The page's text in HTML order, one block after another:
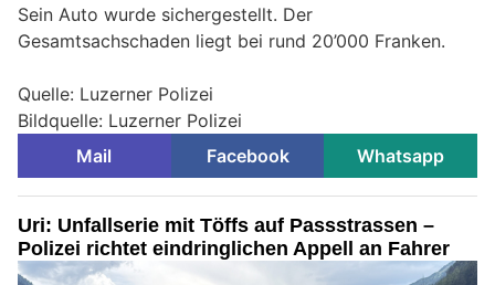
Sein Auto wurde sichergestellt. Der
Gesamtsachschaden liegt bei rund 20’000 Franken.
Quelle: Luzerner Polizei
Bildquelle: Luzerner Polizei
Mail
Facebook Whatsapp
Uri: Unfallserie mit Töffs auf Passstrassen –
Polizei richtet eindringlichen Appell an Fahrer